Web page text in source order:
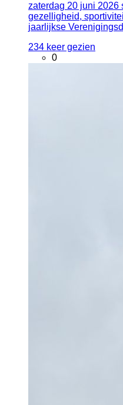
zaterdag 20 juni 2026
gezelligheid,
jaarlijkse
234 keer gezien
0